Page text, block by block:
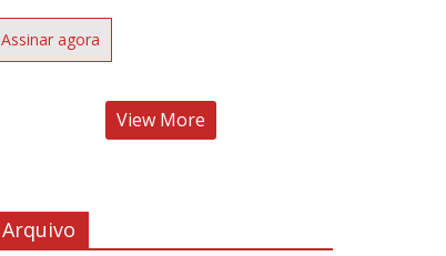
Assinar agora
View More
Arquivo